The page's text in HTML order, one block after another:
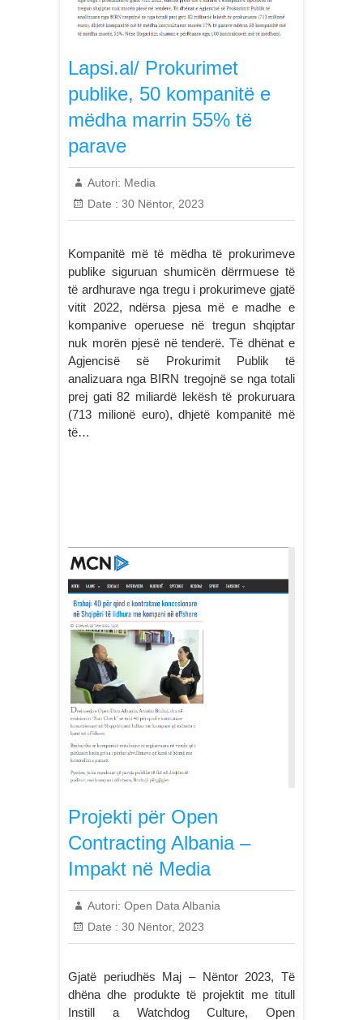
Lapsi.al/ Prokurimet
publike, 50 kompanitë e
mëdha marrin 55% të
parave
Autori: Media
Date : 30 Nëntor, 2023
Kompanitë më të mëdha të prokurimeve
publike siguruan shumicën dërrmuese të
të ardhurave nga tregu i prokurimeve gjatë
vitit 2022, ndërsa pjesa më e madhe e
kompanive operuese në tregun shqiptar
nuk morën pjesë në tenderë. Të dhënat e
Agjencisë së Prokurimit Publik të
analizuara nga BIRN tregojnë se nga totali
prej gati 82 miliardë lekësh të prokuruara
(713 milionë euro), dhjetë kompanitë më
të…
Projekti për Open
Contracting Albania –
Impakt në Media
Autori: Open Data Albania
Date : 30 Nëntor, 2023
Gjatë periudhës Maj – Nëntor 2023, Të
dhëna dhe produkte të projektit me titull
Instill a Watchdog Culture, Open